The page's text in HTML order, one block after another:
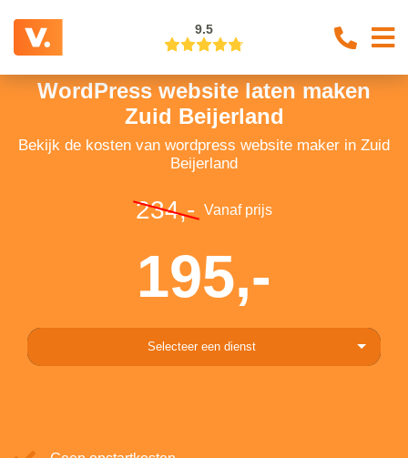
9.5
WordPress website laten maken
Zuid Beijerland
Bekijk de kosten van wordpress website maker in Zuid
Beijerland
234,- Vanaf prijs
195,-
Selecteer een dienst